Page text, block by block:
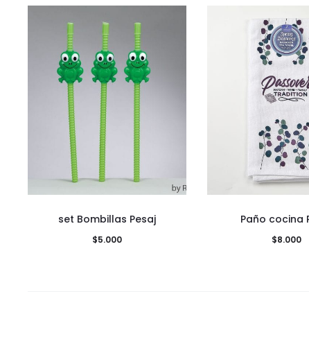
set Bombillas Pesaj
$5.000
Paño cocina
$8.000